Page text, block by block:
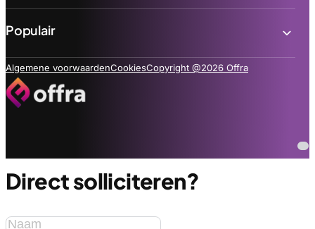
Populair
Algemene voorwaardenCookiesCopyright @2026 Offra
Direct solliciteren?